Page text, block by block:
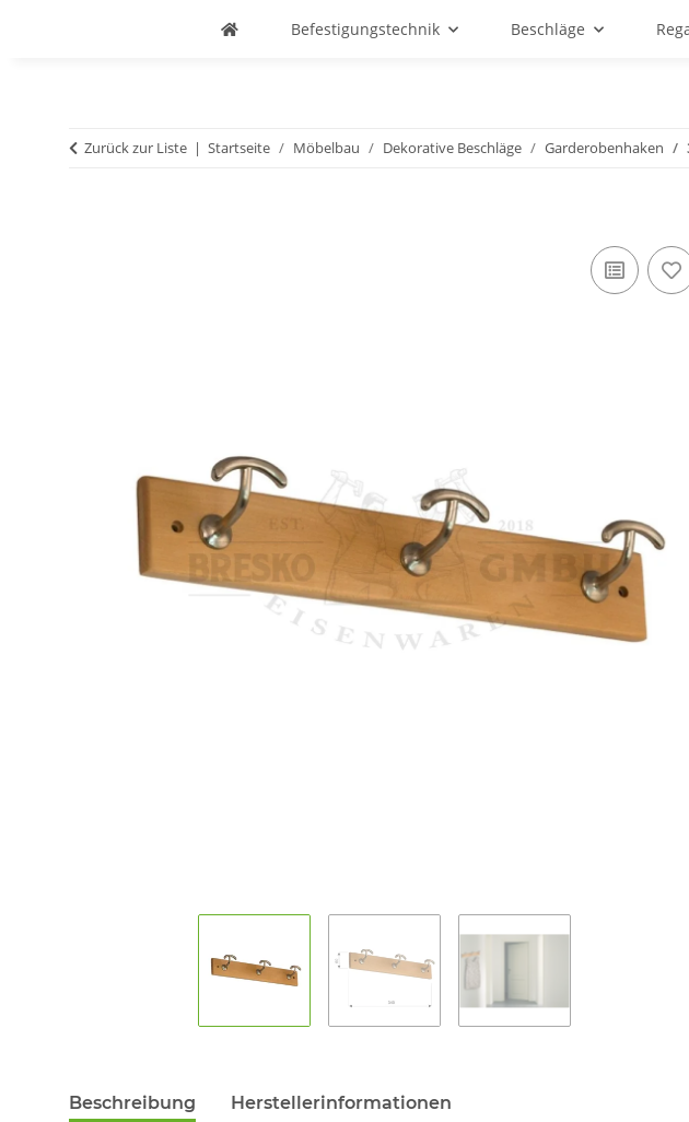
Befestigungstechnik Beschläge
Zurück zur Liste Startseite Möbelbau Dekorative Beschläge Garderobenhaken
Beschreibung Herstellerinformationen